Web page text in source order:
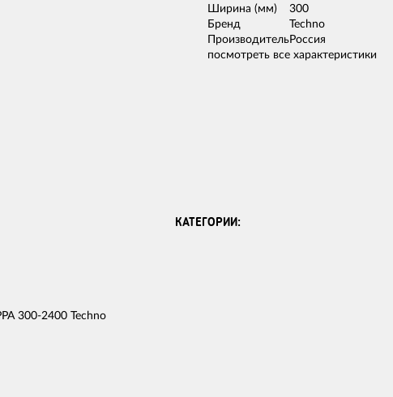
Ширина (мм)
300
Бренд
Techno
ПроизводительРоссия
посмотреть все характеристики
КАТЕГОРИИ:
300-2400 Techno